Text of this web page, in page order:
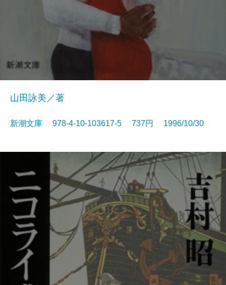
山田詠美／著
新潮文庫 978-4-10-103617-5 737円 1996/10/30